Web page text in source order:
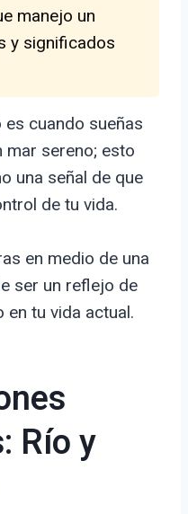
manejo un
y significados
cuando sueñas
mar sereno; esto
una señal de que
de tu vida.
en medio de una
ser un reflejo de
tu vida actual.
Río y